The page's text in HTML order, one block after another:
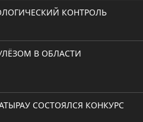
КОНТРОЛЬ
В ОБЛАСТИ
СОСТОЯЛСЯ КОНКУРС